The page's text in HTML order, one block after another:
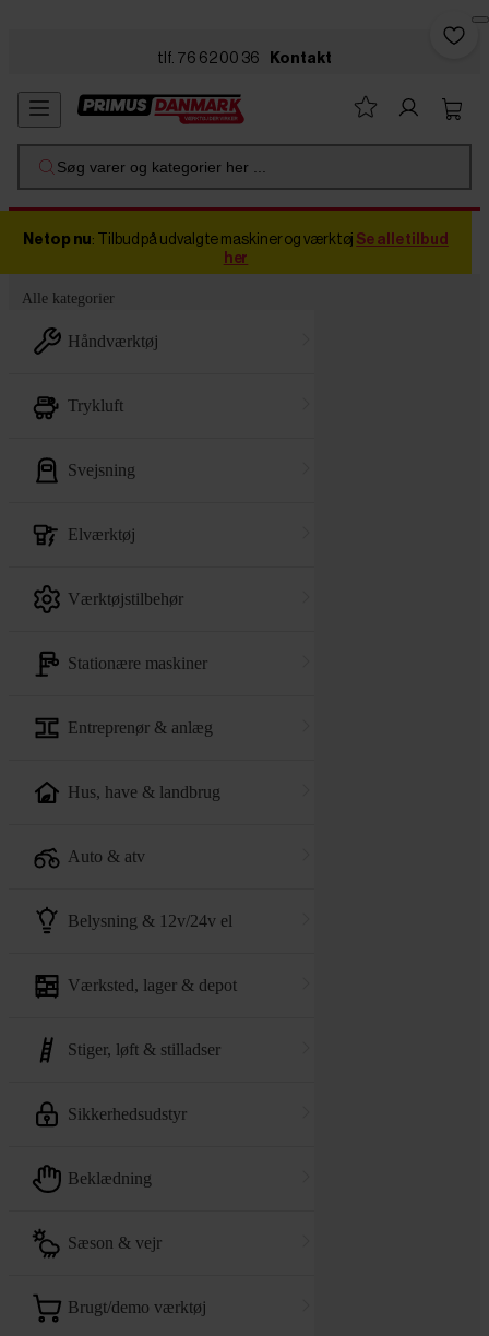
tlf. 76 62 00 36 Kontakt
Søg varer og kategorier her ...
Netop nu: Tilbud på udvalgte maskiner og værktøj Se alle tilbud
her
Alle kategorier
håndværktøj
trykluft
svejsning
elværktøj
værktøjstilbehør
stationære maskiner
entreprenør & anlæg
hus, have & landbrug
auto & atv
belysning & 12v/24v el
værksted, lager & depot
stiger, løft & stilladser
sikkerhedsudstyr
beklædning
sæson & vejr
brugt/demo værktøj